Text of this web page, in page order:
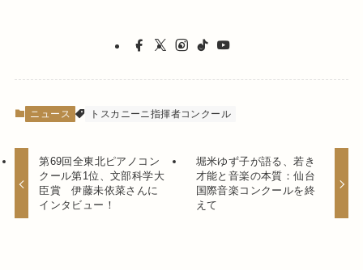
ニュース トスカニーニ指揮者コンクール
第69回全東北ピアノコン
クール第1位、文部科学大
臣賞 伊藤未依菜さんに
インタビュー！
堀米ゆず子が語る、若き
才能と音楽の本質：仙台
国際音楽コンクールを終
えて